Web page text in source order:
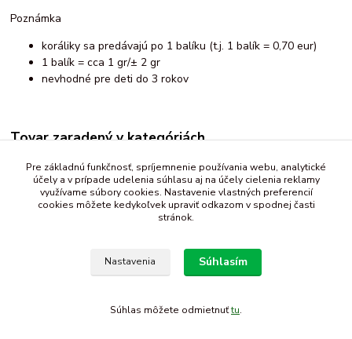
Poznámka
koráliky sa predávajú po 1 balíku (t.j. 1 balík = 0,70 eur)
1 balík = cca 1 gr/± 2 gr
nevhodné pre deti do 3 rokov
Tovar zaradený v kategóriách
Galantéria
koráliky
Pre základnú funkčnosť, spríjemnenie používania webu, analytické
účely a v prípade udelenia súhlasu aj na účely cielenia reklamy
využívame súbory cookies. Nastavenie vlastných preferencií
cookies môžete kedykoľvek upraviť odkazom v spodnej časti
stránok.
Nastavenia Súhlasím
Súhlas môžete odmietnuťtu.